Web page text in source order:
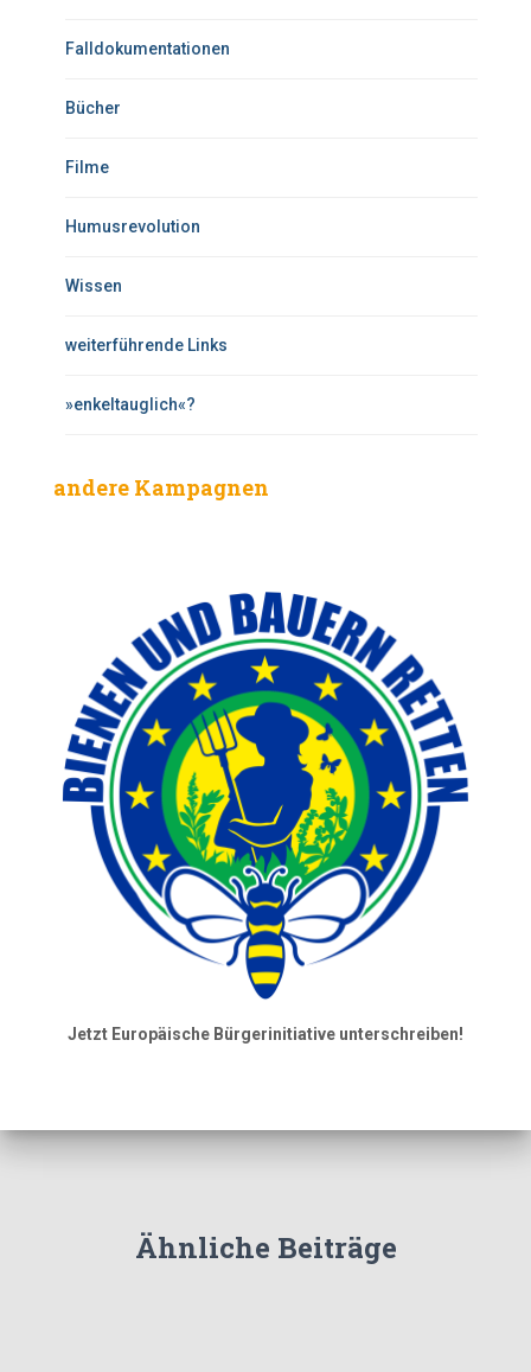
Falldokumentationen
Bücher
Filme
Humusrevolution
Wissen
weiterführende Links
»enkeltauglich«?
andere Kampagnen
Jetzt Europäische Bürgerinitiative unterschreiben!
Ähnliche Beiträge